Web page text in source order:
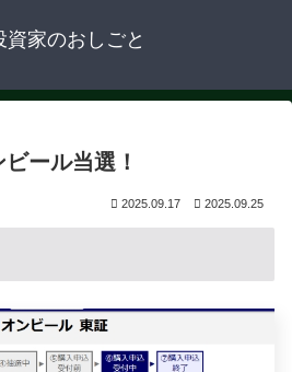
資家のおしごと
ール当選！
2025.09.17 2025.09.25